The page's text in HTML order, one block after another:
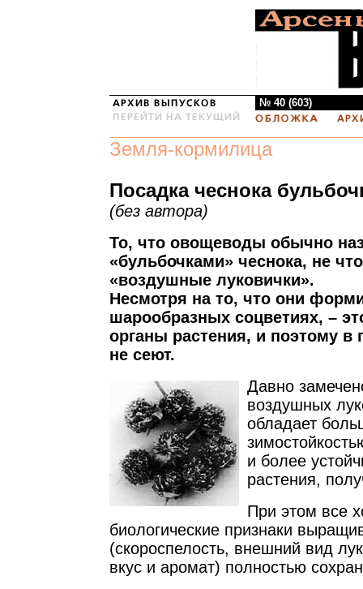
№ 40 (603)
Земля-кормилица
Посадка чеснока
(без автора)
То, что овощеводы обычно
«бульбочками» чеснока, не
«воздушные луковички».
Несмотря на то, что они
шарообразных соцветиях, –
органы растения, и поэтому в
не сеют.
Давно
воздушных
обладает
и более
растения,
При этом все
биологические признаки
(скороспелость, внешний вид
вкус и аромат) полностью